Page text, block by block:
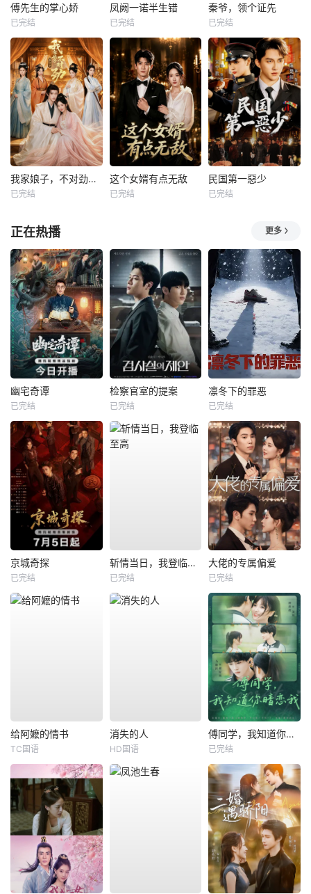
傅先生的掌心娇
已完结
凤阙一诺半生错
已完结
秦爷，领个证先
已完结
我家娘子，不对劲第四季
已完结
这个女婿有点无敌
已完结
民国第一惡少
已完结
正在热播 更多
幽宅奇谭
已完结
检察官室的提案
已完结
凛冬下的罪恶
已完结
京城奇探
已完结
斩情当日，我登临至高
已完结
大佬的专属偏爱
已完结
给阿嬷的情书
TC国语
消失的人
HD国语
傅同学，我知道你暗恋我
已完结